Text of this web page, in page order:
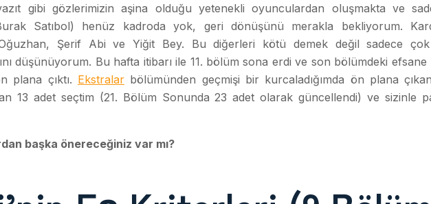
gibi gözlerimizin aşina olduğu yetenekli oyunculardan oluşmakta ve
Satıbol) henüz kadroda yok, geri dönüşünü merakla bekliyorum.
Şerif Abi ve Yiğit Bey. Bu diğerleri kötü demek değil sadece
düşünüyorum. Bu hafta itibarı ile 11. bölüm sona erdi ve son bölümdeki efsane
plana çıktı. Ekstralarbölümünden geçmişi bir kurcaladığımda ön plana çıkan
13 adet seçtim (21. Bölüm Sonunda 23 adet olarak güncellendi) ve sizinle
başka önereceğiniz var mı?